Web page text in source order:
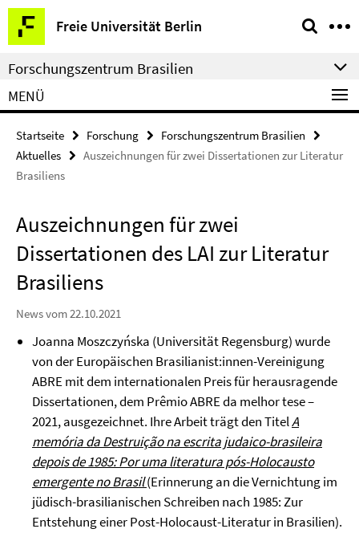
Springe
direkt
zu
Inhalt
Freie Universität Berlin
Service-
Navigation
Forschungszentrum Brasilien
MENÜ
Startseite Forschung
Forschungszentrum Brasilien
Aktuelles
Auszeichnungen für zwei Dissertationen zur Literatur
Brasiliens
Auszeichnungen für zwei
Dissertationen des LAI zur Literatur
Brasiliens
News vom 22.10.2021
Joanna Moszczyńska (Universität Regensburg) wurde
von der Europäischen Brasilianist:innen-Vereinigung
ABRE mit dem internationalen Preis für herausragende
Dissertationen, dem Prêmio ABRE da melhor tese –
2021, ausgezeichnet. Ihre Arbeit trägt den TitelA
memória da Destruição na escrita judaico-brasileira
depois de 1985: Por uma literatura pós-Holocausto
emergente no Brasil(Erinnerung an die Vernichtung im
jüdisch-brasilianischen Schreiben nach 1985: Zur
Entstehung einer Post-Holocaust-Literatur in Brasilien).